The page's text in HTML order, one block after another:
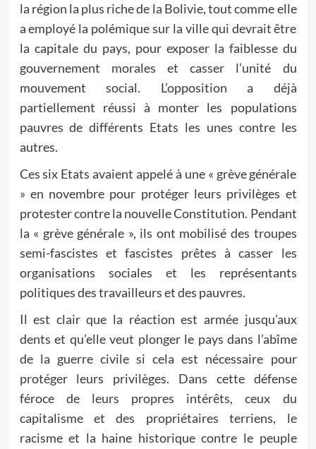
la région la plus riche de la Bolivie, tout comme elle
a employé la polémique sur la ville qui devrait être
la capitale du pays, pour exposer la faiblesse du
gouvernement morales et casser l’unité du
mouvement social. L’opposition a déjà
partiellement réussi à monter les populations
pauvres de différents Etats les unes contre les
autres.
Ces six Etats avaient appelé à une « grève générale
» en novembre pour protéger leurs privilèges et
protester contre la nouvelle Constitution. Pendant
la « grève générale », ils ont mobilisé des troupes
semi-fascistes et fascistes prêtes à casser les
organisations sociales et les représentants
politiques des travailleurs et des pauvres.
Il est clair que la réaction est armée jusqu’aux
dents et qu’elle veut plonger le pays dans l’abîme
de la guerre civile si cela est nécessaire pour
protéger leurs privilèges. Dans cette défense
féroce de leurs propres intérêts, ceux du
capitalisme et des propriétaires terriens, le
racisme et la haine historique contre le peuple